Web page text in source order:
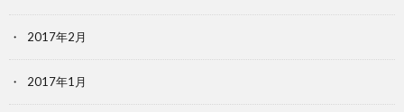
2017年2月
2017年1月